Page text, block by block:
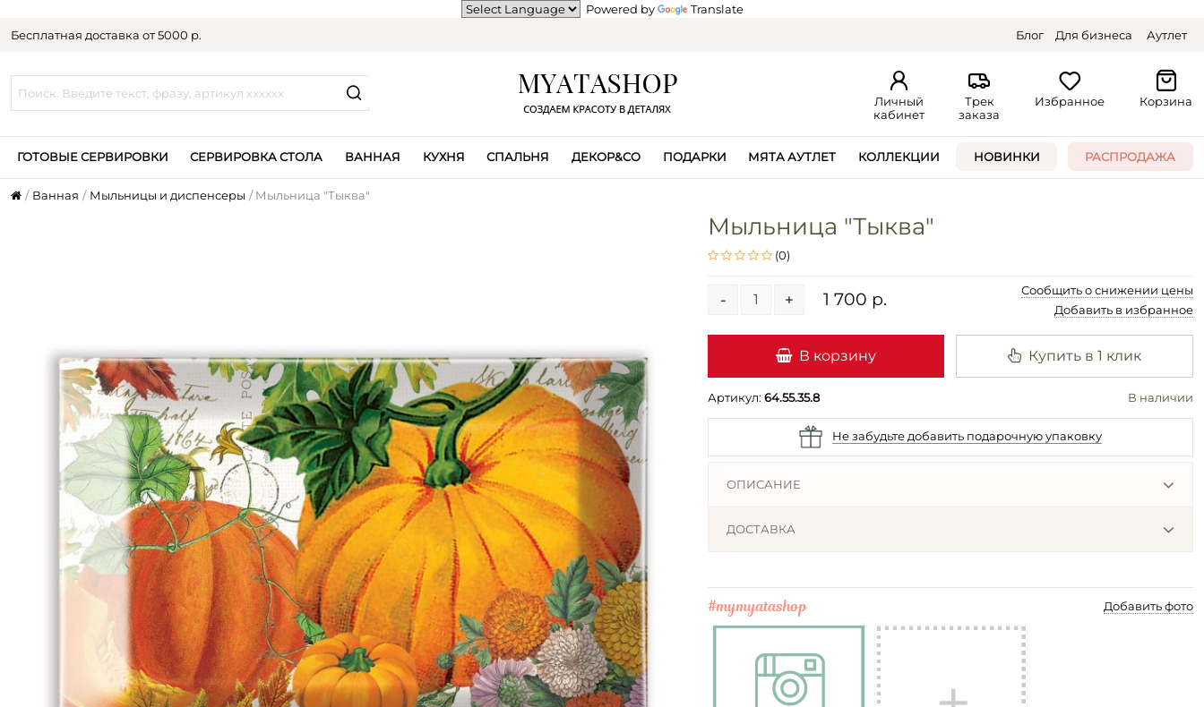
Powered by
Translate
Бесплатная доставка от 5000 р.
Блог Для бизнеса Аутлет
Личный
кабинет
Трек
заказа
Избранное Корзина
ГОТОВЫЕ СЕРВИРОВКИ СЕРВИРОВКА СТОЛА ВАННАЯ КУХНЯ СПАЛЬНЯ ДЕКОР&CO ПОДАРКИ МЯТА АУТЛЕТ КОЛЛЕКЦИИ НОВИНКИ РАСПРОДАЖА
Ванная Мыльницы и диспенсеры Мыльница "Тыква"
Мыльница "Тыква"
(0)
- + 1 700 р.
Сообщить о снижении цены
Добавить в избранное
В корзину Купить в 1 клик
Артикул: 64.55.35.8 В наличии
Не забудьте добавить подарочную упаковку
ОПИСАНИЕ
ДОСТАВКА
#mymyatashop Добавить фото